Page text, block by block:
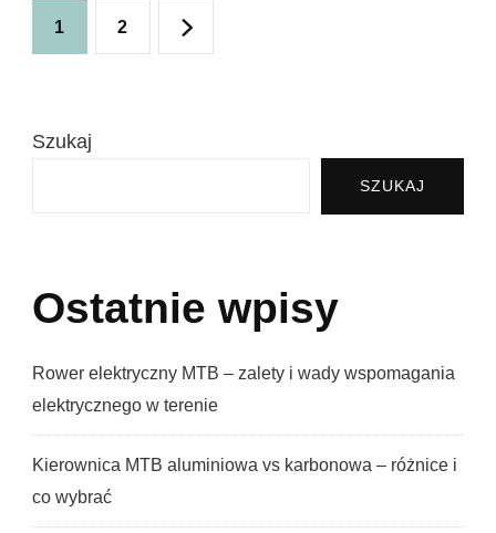
Stronicowanie
Strona
1 Strona
2
Szukaj
SZUKAJ
Ostatnie wpisy
Rower elektryczny MTB – zalety i wady wspomagania
elektrycznego w terenie
Kierownica MTB aluminiowa vs karbonowa – różnice i
co wybrać